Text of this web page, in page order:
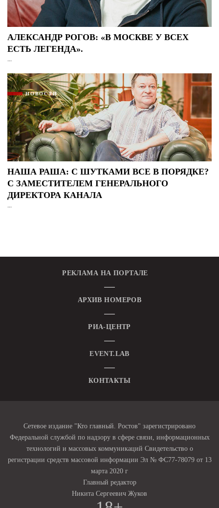
АЛЕКСАНДР РОГОВ: «В МОСКВЕ У ВСЕХ
ЕСТЬ ЛЕГЕНДА».
...
НОВОСТИ
НАША РАША: С ШУТКАМИ ВСЕ В ПОРЯДКЕ?
С ЗАМЕСТИТЕЛЕМ ГЕНЕРАЛЬНОГО
ДИРЕКТОРА КАНАЛА
...
РЕКЛАМА НА ПОРТАЛЕ
АРХИВ НОМЕРОВ
РИА-ЦЕНТР
EVENT.LAB
КОНТАКТЫ
Сетевое издание "Кто главный. Ростов" зарегистрировано
Федеральной службой по надзору в сфере связи, информационных
технологий и массовых коммуникаций Свидетельство о
регистрации средств массовой информации Эл № ФС77-78079 от 13
марта 2020 г
Главный редактор
Никита Сергеевич Жуков